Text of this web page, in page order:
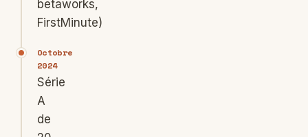
betaworks,
FirstMinute)
Octobre
2024
Série
A
de